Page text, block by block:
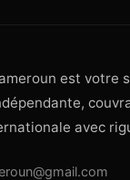
est votre
avec